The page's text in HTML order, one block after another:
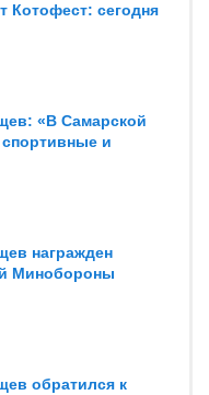
Котофест: сегодня
«В Самарской
и
награжден
Минобороны
обратился к